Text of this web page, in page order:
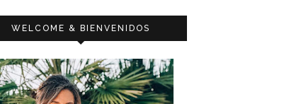
WELCOME & BIENVENIDOS